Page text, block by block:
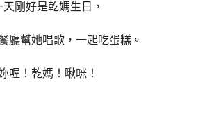
天剛好是乾媽生日，
廳幫她唱歌，一起吃蛋糕。
喔！乾媽！啾咪！